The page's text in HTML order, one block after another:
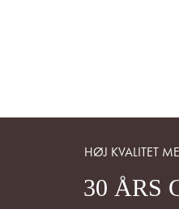
HØJ KVALITET
30 ÅRS